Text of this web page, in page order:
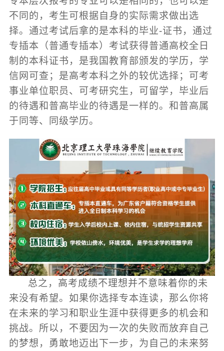
不同的，考生可根据自身的实际需求做出选
择。通过考试后拿的是本科的毕业-证书，通过
专插本（普通专插本）考试获得普通高校全日
制的本科证书，是我国教育部颁发的学历，学
信网可查；是高考本科之外的较优选择；可考
事业单位职员、可考研究生，可留学，毕业后
的待遇和普高毕业的待遇是一样的。和普高属
于同等、同级学历。
总之，高考成绩不理想并不意味着你的未
来没有希望。如果你选择专本连读，那么你将
在未来的学习和职业生涯中获得更多的机会和
挑战。所以，不要因为一次的失败而放弃自己
的梦想，勇敢地迈出下一步，为自己的未来努